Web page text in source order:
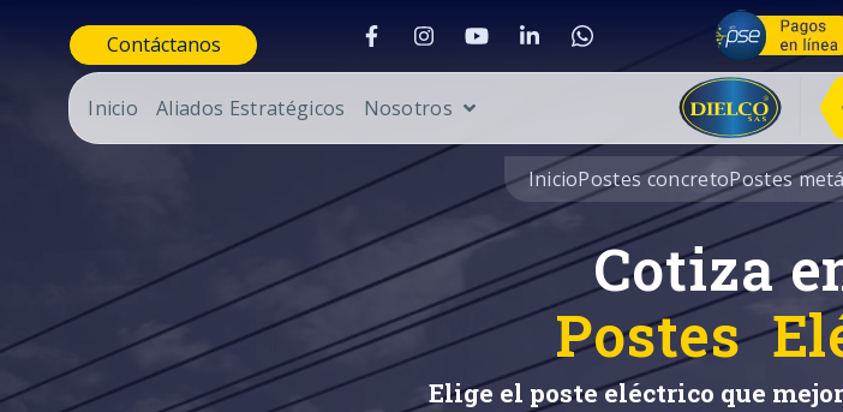
Contáctanos
Inicio Aliados Estratégicos Nosotros
InicioPostes concretoPostes
Cotiza
Postes
Elige el poste eléctrico que